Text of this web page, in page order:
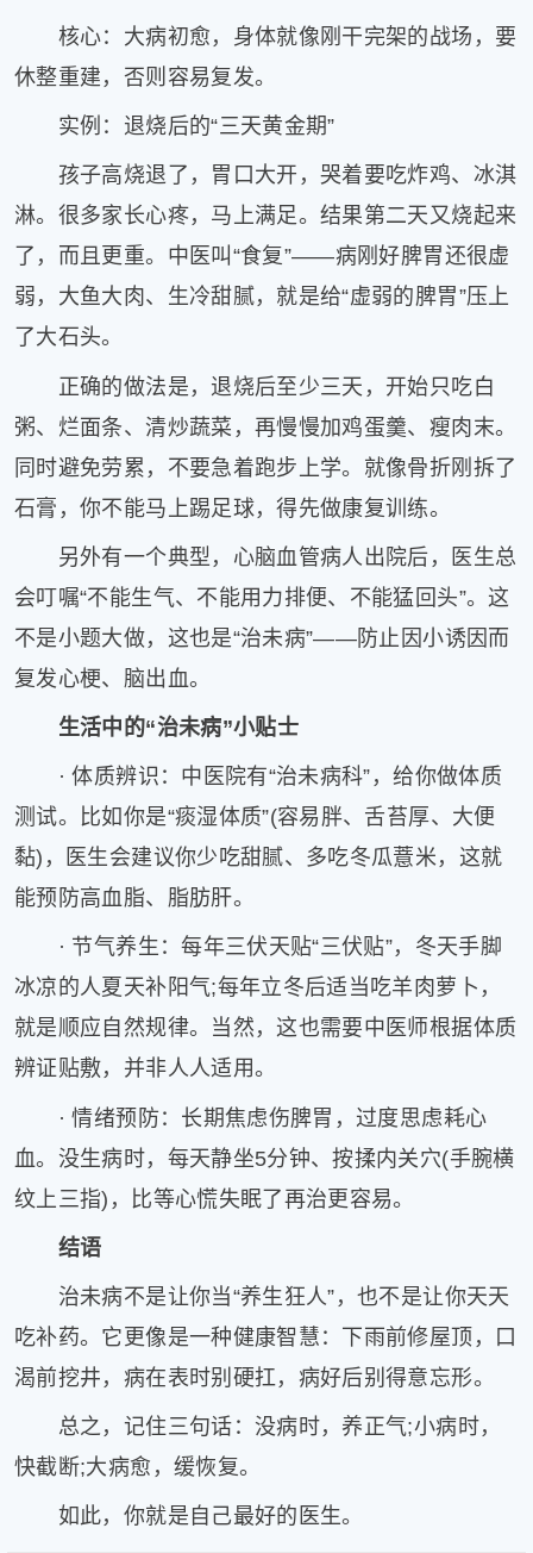
核心：大病初愈，身体就像刚干完架的战场，要
休整重建，否则容易复发。
实例：退烧后的“三天黄金期”
孩子高烧退了，胃口大开，哭着要吃炸鸡、冰淇
淋。很多家长心疼，马上满足。结果第二天又烧起来
了，而且更重。中医叫“食复”——病刚好脾胃还很虚
弱，大鱼大肉、生冷甜腻，就是给“虚弱的脾胃”压上
了大石头。
正确的做法是，退烧后至少三天，开始只吃白
粥、烂面条、清炒蔬菜，再慢慢加鸡蛋羹、瘦肉末。
同时避免劳累，不要急着跑步上学。就像骨折刚拆了
石膏，你不能马上踢足球，得先做康复训练。
另外有一个典型，心脑血管病人出院后，医生总
会叮嘱“不能生气、不能用力排便、不能猛回头”。这
不是小题大做，这也是“治未病”——防止因小诱因而
复发心梗、脑出血。
生活中的“治未病”小贴士
· 体质辨识：中医院有“治未病科”，给你做体质
测试。比如你是“痰湿体质”(容易胖、舌苔厚、大便
黏)，医生会建议你少吃甜腻、多吃冬瓜薏米，这就
能预防高血脂、脂肪肝。
· 节气养生：每年三伏天贴“三伏贴”，冬天手脚
冰凉的人夏天补阳气;每年立冬后适当吃羊肉萝卜，
就是顺应自然规律。当然，这也需要中医师根据体质
辨证贴敷，并非人人适用。
· 情绪预防：长期焦虑伤脾胃，过度思虑耗心
血。没生病时，每天静坐5分钟、按揉内关穴(手腕横
纹上三指)，比等心慌失眠了再治更容易。
结语
治未病不是让你当“养生狂人”，也不是让你天天
吃补药。它更像是一种健康智慧：下雨前修屋顶，口
渴前挖井，病在表时别硬扛，病好后别得意忘形。
总之，记住三句话：没病时，养正气;小病时，
快截断;大病愈，缓恢复。
如此，你就是自己最好的医生。